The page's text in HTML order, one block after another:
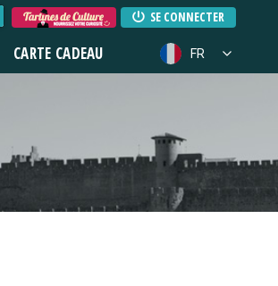
SE CONNECTER
CARTE CADEAU FR